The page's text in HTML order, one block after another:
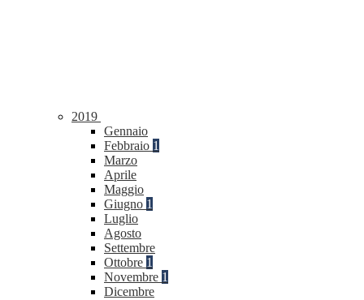
2019
Gennaio
Febbraio 1
Marzo
Aprile
Maggio
Giugno 1
Luglio
Agosto
Settembre
Ottobre 1
Novembre 1
Dicembre